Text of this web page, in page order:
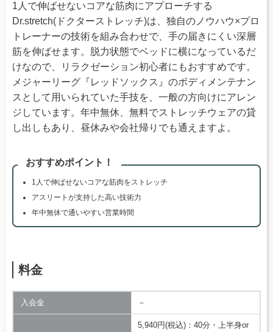
1人で伸ばせないコアな筋肉にアプローチする
Dr.stretch(ドクターストレッチ)は、独自のノウハウ×プロ
トレーナーの技術を組み合わせで、手の届きにくい深層
筋を伸ばせます。脱力状態でベッドに横になっているだ
けなので、リラクゼーション初心者にもおすすめです。
メジャーリーグ『レッドソックス』のボディメンテナン
スとして用いられていた手技を、一般の方向けにアレン
ジしています。年中無休、無料でストレッチウェアの貸
し出しもあり、昼休みや会社帰りでも通えますよ。
おすすめポイント！
1人で伸ばせないコアな筋肉をストレッチ
アスリートが支持した高い技術力
年中無休で通いやすい営業時間
料金
入会金 －
5,940円(税込)：40分・上半身or